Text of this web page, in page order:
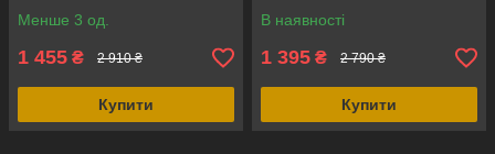
Менше 3 од.
1 455 ₴ 2 910 ₴
Купити
В наявності
1 395 ₴ 2 790 ₴
Купити